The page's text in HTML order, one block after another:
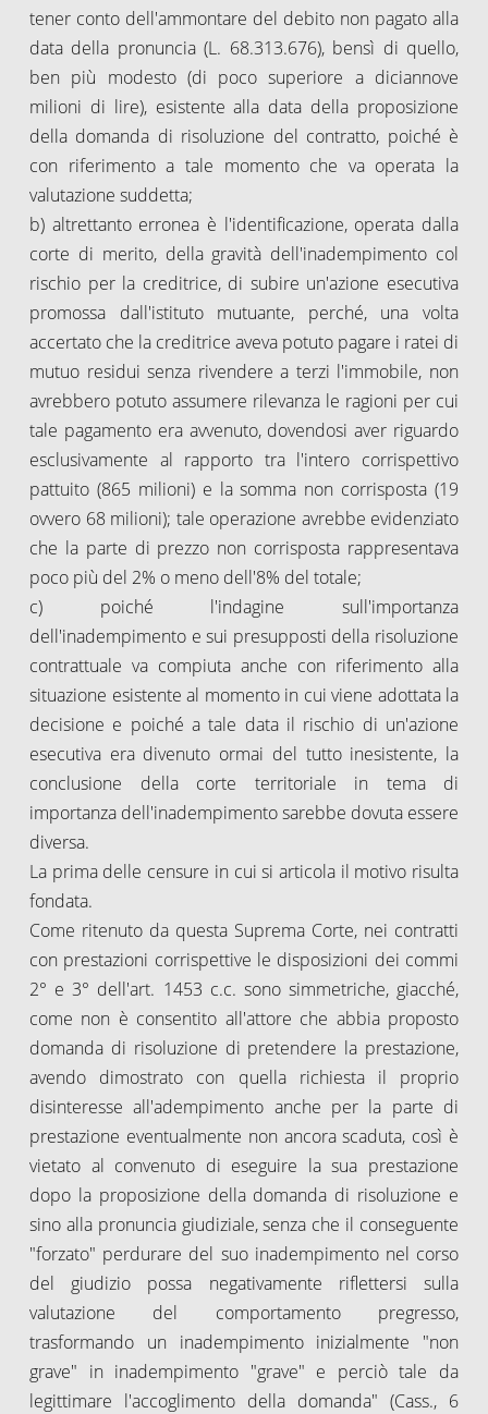
tener conto dell'ammontare del debito non pagato alla
data della pronuncia (L. 68.313.676), bensì di quello,
ben più modesto (di poco superiore a diciannove
milioni di lire), esistente alla data della proposizione
della domanda di risoluzione del contratto, poiché è
con riferimento a tale momento che va operata la
valutazione suddetta;
b) altrettanto erronea è l'identificazione, operata dalla
corte di merito, della gravità dell'inadempimento col
rischio per la creditrice, di subire un'azione esecutiva
promossa dall'istituto mutuante, perché, una volta
accertato che la creditrice aveva potuto pagare i ratei di
mutuo residui senza rivendere a terzi l'immobile, non
avrebbero potuto assumere rilevanza le ragioni per cui
tale pagamento era avvenuto, dovendosi aver riguardo
esclusivamente al rapporto tra l'intero corrispettivo
pattuito (865 milioni) e la somma non corrisposta (19
ovvero 68 milioni); tale operazione avrebbe evidenziato
che la parte di prezzo non corrisposta rappresentava
poco più del 2% o meno dell'8% del totale;
c) poiché l'indagine sull'importanza
dell'inadempimento e sui presupposti della risoluzione
contrattuale va compiuta anche con riferimento alla
situazione esistente al momento in cui viene adottata la
decisione e poiché a tale data il rischio di un'azione
esecutiva era divenuto ormai del tutto inesistente, la
conclusione della corte territoriale in tema di
importanza dell'inadempimento sarebbe dovuta essere
diversa.
La prima delle censure in cui si articola il motivo risulta
fondata.
Come ritenuto da questa Suprema Corte, nei contratti
con prestazioni corrispettive le disposizioni dei commi
2° e 3° dell'art. 1453 c.c. sono simmetriche, giacché,
come non è consentito all'attore che abbia proposto
domanda di risoluzione di pretendere la prestazione,
avendo dimostrato con quella richiesta il proprio
disinteresse all'adempimento anche per la parte di
prestazione eventualmente non ancora scaduta, così è
vietato al convenuto di eseguire la sua prestazione
dopo la proposizione della domanda di risoluzione e
sino alla pronuncia giudiziale, senza che il conseguente
"forzato" perdurare del suo inadempimento nel corso
del giudizio possa negativamente riflettersi sulla
valutazione del comportamento pregresso,
trasformando un inadempimento inizialmente "non
grave" in inadempimento "grave" e perciò tale da
legittimare l'accoglimento della domanda" (Cass., 6